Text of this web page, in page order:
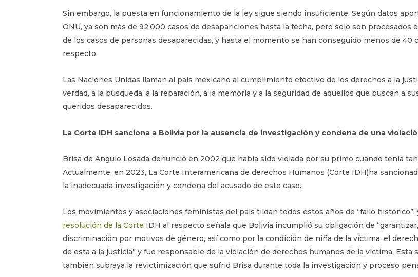
Sin embargo, la puesta en funcionamiento de la ley sigue siendo insuficiente. Según datos
ONU, ya son más de 92.000 casos de desapariciones hasta la fecha, pero solo son procesados
de los casos de personas desaparecidas, y hasta el momento se han conseguido menos de 40
respecto.
Las Naciones Unidas llaman al país mexicano al cumplimiento efectivo de los derechos a la
verdad, a la búsqueda, a la reparación, a la memoria y a la seguridad de aquellos que buscan a
queridos desaparecidos.
La Corte IDH sanciona a Bolivia por la ausencia de investigación y condena de una
Brisa de Angulo Losada denunció en 2002 que había sido violada por su primo cuando tenía tan
Actualmente, en 2023, La Corte Interamericana de derechos Humanos (Corte IDH)ha
la inadecuada investigación y condena del acusado de este caso.
Los movimientos y asociaciones feministas del país tildan todos estos años de “fallo histórico”,
resolución de la Corte IDH al respecto señala que Bolivia incumplió su obligación de
discriminación por motivos de género, así como por la condición de niña de la víctima, el
de esta a la justicia” y fue responsable de la violación de derechos humanos de la víctima. Esta
también subraya la revictimización que sufrió Brisa durante toda la investigación y proceso